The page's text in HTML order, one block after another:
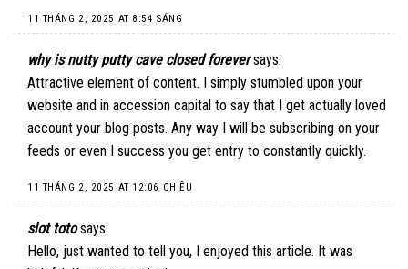
11 THÁNG 2, 2025 AT 8:54 SÁNG
why is nutty putty cave closed forever says:
Attractive element of content. I simply stumbled upon your
website and in accession capital to say that I get actually loved
account your blog posts. Any way I will be subscribing on your
feeds or even I success you get entry to constantly quickly.
11 THÁNG 2, 2025 AT 12:06 CHIỀU
slot toto says:
Hello, just wanted to tell you, I enjoyed this article. It was